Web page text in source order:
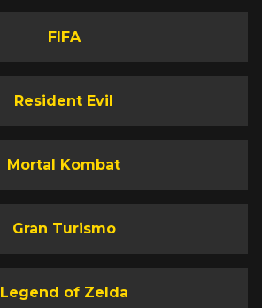
FIFA
Resident Evil
Mortal Kombat
Gran Turismo
Legend of Zelda